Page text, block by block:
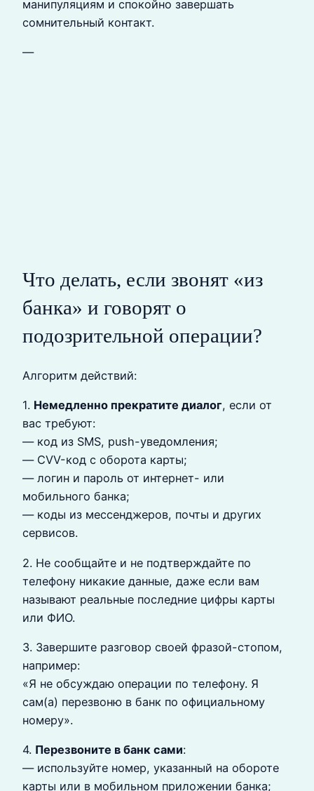
манипуляциям и спокойно завершать
сомнительный контакт.
—
Что делать, если звонят «из
банка» и говорят о
подозрительной операции?
Алгоритм действий:
1. Немедленно прекратите диалог, если от
вас требуют:
— код из SMS, push-уведомления;
— CVV-код с оборота карты;
— логин и пароль от интернет- или
мобильного банка;
— коды из мессенджеров, почты и других
сервисов.
2. Не сообщайте и не подтверждайте по
телефону никакие данные, даже если вам
называют реальные последние цифры карты
или ФИО.
3. Завершите разговор своей фразой-стопом,
например:
«Я не обсуждаю операции по телефону. Я
сам(а) перезвоню в банк по официальному
номеру».
4. Перезвоните в банк сами:
— используйте номер, указанный на обороте
карты или в мобильном приложении банка;